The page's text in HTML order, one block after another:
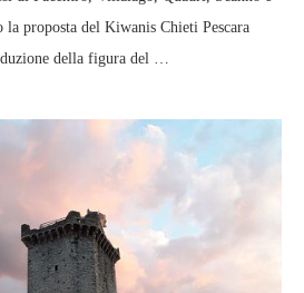
la proposta del Kiwanis Chieti Pescara
della figura del …